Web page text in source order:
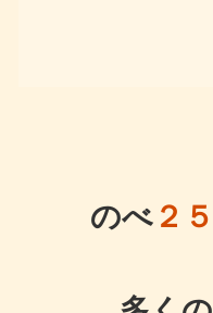
のべ２